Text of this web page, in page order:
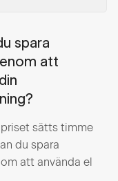
spara
att
sätts timme
du spara
att använda el